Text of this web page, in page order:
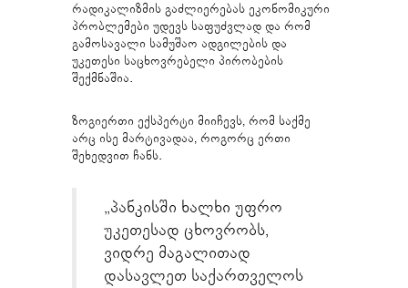
რადიკალიზმის გაძლიერებას ეკონომიკური
პრობლემები უდევს საფუძვლად და რომ
გამოსავალი სამუშაო ადგილების და
უკეთესი საცხოვრებელი პირობების
შექმნაშია.
ზოგიერთი ექსპერტი მიიჩევს, რომ საქმე
არც ისე მარტივადაა, როგორც ერთი
შეხედვით ჩანს.
„პანკისში ხალხი უფრო
უკეთესად ცხოვრობს,
ვიდრე მაგალითად
დასავლეთ საქართველოს